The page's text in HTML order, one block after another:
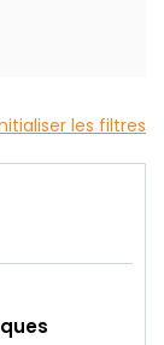
les filtres